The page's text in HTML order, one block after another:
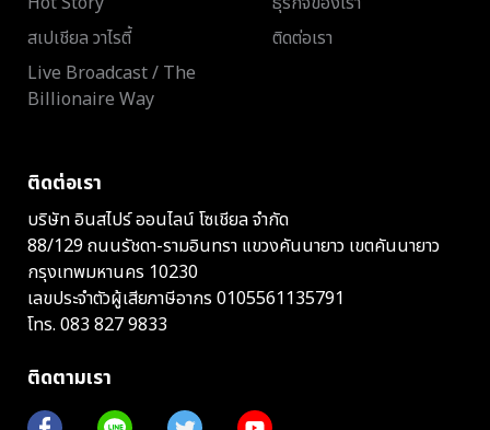
สเปเชียล วาไรตี้
Live Broadcast / The
Billionaire Way
ติดต่อเรา
ติดต่อเรา
บริษัท อินสไปร์ ออนไลน์ โซเชียล จำกัด
88/129 ถนนรัชดา-รามอินทรา แขวงคันนายาว เขตคันนายาว
กรุงเทพมหานคร 10230
เลขประจำตัวผู้เสียภาษีอากร 0105561135791
โทร. 083 827 9833
ติดตามเรา